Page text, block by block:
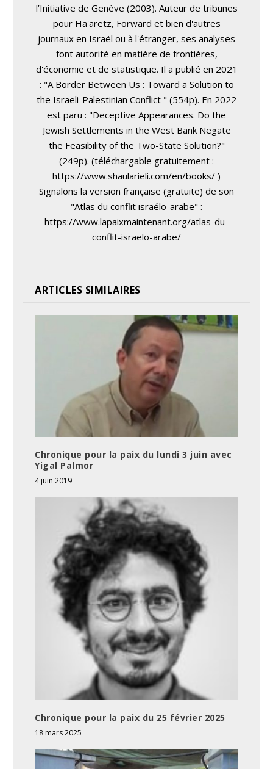
l’Initiative de Genève (2003). Auteur de tribunes
pour Ha'aretz, Forward et bien d'autres
journaux en Israël ou à l'étranger, ses analyses
font autorité en matière de frontières,
d'économie et de statistique. Il a publié en 2021
: "A Border Between Us : Toward a Solution to
the Israeli-Palestinian Conflict " (554p). En 2022
est paru : "Deceptive Appearances. Do the
Jewish Settlements in the West Bank Negate
the Feasibility of the Two-State Solution?"
(249p). (téléchargable gratuitement :
https://www.shaularieli.com/en/books/ )
Signalons la version française (gratuite) de son
"Atlas du conflit israélo-arabe" :
https://www.lapaixmaintenant.org/atlas-du-
conflit-israelo-arabe/
ARTICLES SIMILAIRES
Chronique pour la paix du lundi 3 juin avec
Yigal Palmor
4 juin 2019
Chronique pour la paix du 25 février 2025
18 mars 2025